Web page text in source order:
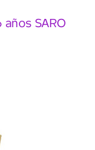
años SARO